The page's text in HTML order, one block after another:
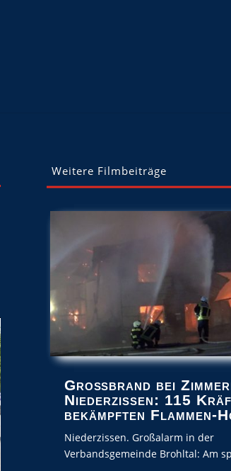
Weitere Filmbeiträge
Großbrand bei
Niederzissen: 115
bekämpften Flammen-
Niederzissen. Großalarm in der
Verbandsgemeinde Brohltal: Am